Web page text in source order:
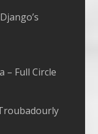
– Full Circle